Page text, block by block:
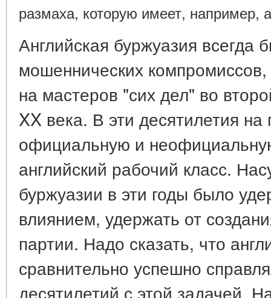
размаха, которую имеет, например,
Английская буржуазия
мошеннических
на мастеров "сих дел" во
XX века. В эти десятилетия
официальную и
английский рабочий класс.
буржуазии в эти годы было
влиянием, удержать от
партии. Надо сказать, что
сравнительно успешно
десятилетий с этой задачей.